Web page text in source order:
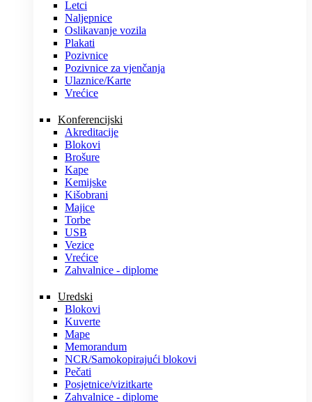
Letci
Naljepnice
Oslikavanje vozila
Plakati
Pozivnice
Pozivnice za vjenčanja
Ulaznice/Karte
Vrećice
Konferencijski
Akreditacije
Blokovi
Brošure
Kape
Kemijske
Kišobrani
Majice
Torbe
USB
Vezice
Vrećice
Zahvalnice - diplome
Uredski
Blokovi
Kuverte
Mape
Memorandum
NCR/Samokopirajući blokovi
Pečati
Posjetnice/vizitkarte
Zahvalnice - diplome